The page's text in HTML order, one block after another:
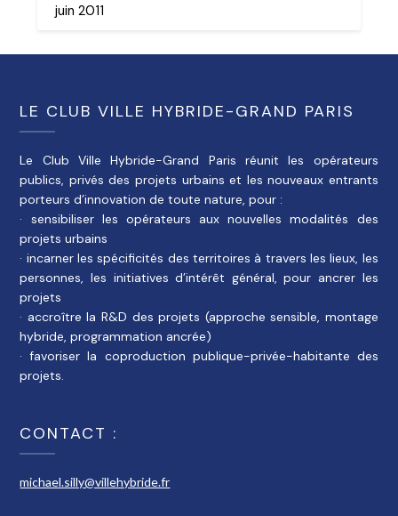
juin 2011
LE CLUB VILLE HYBRIDE-GRAND PARIS
Le Club Ville Hybride-Grand Paris réunit les opérateurs
publics, privés des projets urbains et les nouveaux entrants
porteurs d’innovation de toute nature, pour :
· sensibiliser les opérateurs aux nouvelles modalités des
projets urbains
· incarner les spécificités des territoires à travers les lieux, les
personnes, les initiatives d’intérêt général, pour ancrer les
projets
· accroître la R&D des projets (approche sensible, montage
hybride, programmation ancrée)
· favoriser la coproduction publique-privée-habitante des
projets.
CONTACT :
michael.silly@villehybride.fr